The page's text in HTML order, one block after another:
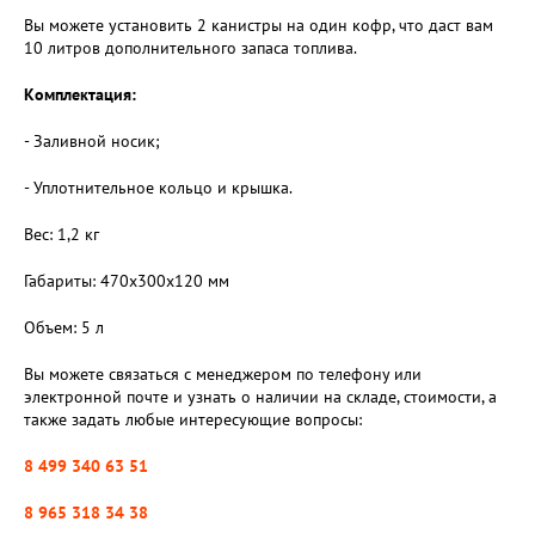
Вы можете установить 2 канистры на один кофр, что даст вам
10 литров дополнительного запаса топлива.
Комплектация:
- Заливной носик;
- Уплотнительное кольцо и крышка.
Вес: 1,2 кг
Габариты: 470х300х120 мм
Объем: 5 л
Вы можете связаться с менеджером по телефону или
электронной почте и узнать о наличии на складе, стоимости, а
также задать любые интересующие вопросы:
8 499 340 63 51
8 965 318 34 38